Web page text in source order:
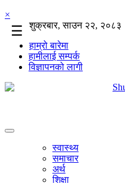
×
☰
शुक्रबार, साउन २२, २०८३
हाम्रो बारेमा
हामीलाई सम्पर्क
विज्ञापनको लागी
स्वास्थ्य
समाचार
अर्थ
शिक्षा